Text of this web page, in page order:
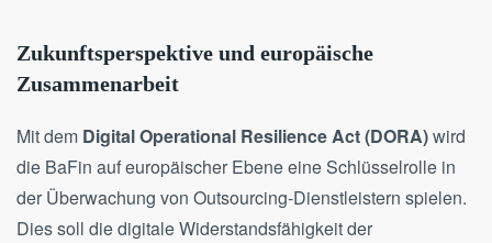
Zukunftsperspektive und europäische
Zusammenarbeit
Mit dem Digital Operational Resilience Act (DORA)wird
die BaFin auf europäischer Ebene eine Schlüsselrolle in
der Überwachung von Outsourcing-Dienstleistern spielen.
Dies soll die digitale Widerstandsfähigkeit der